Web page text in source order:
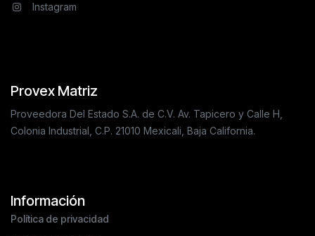
Instagram
Provex Matriz
Proveedora Del Estado S.A. de C.V. Av. Tapicero y Calle H,
Colonia Industrial, C.P. 21010 Mexicali, Baja California.
Información
Política de privacidad